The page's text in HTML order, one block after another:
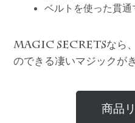
ベルトを使った貫通
MAGIC SECRETSなら
のできる凄いマジックが
商品